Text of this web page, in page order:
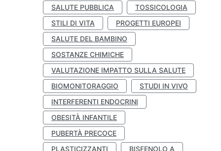
SALUTE PUBBLICA
TOSSICOLOGIA
STILI DI VITA
PROGETTI EUROPEI
SALUTE DEL BAMBINO
SOSTANZE CHIMICHE
VALUTAZIONE IMPATTO SULLA SALUTE
BIOMONITORAGGIO
STUDI IN VIVO
INTERFERENTI ENDOCRINI
OBESITÀ INFANTILE
PUBERTÀ PRECOCE
PLASTICIZZANTI
BISFENOLO A